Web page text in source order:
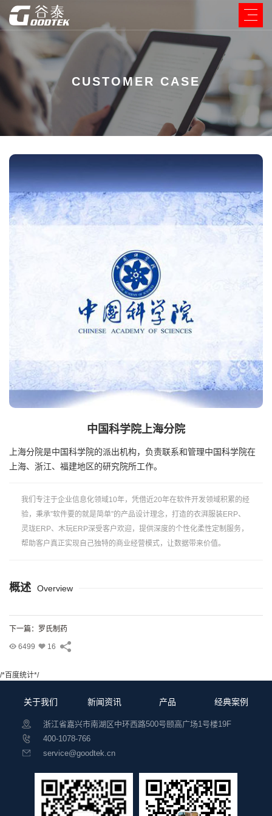
CUSTOMER CASE
中国科学院上海分院
上海分院是中国科学院的派出机构，负责联系和管理中国科学院在
上海、浙江、福建地区的研究院所工作。
我们专注于企业信息化领域10年，凭借近20年在软件开发领域积累的经
验，秉承”软件要的就是简单”的产品设计理念，打造的衣湃服装ERP、
灵珑ERP、木玩ERP深受客户欢迎，提供深度的个性化柔性定制服务，
帮助客户真正实现自己独特的商业经营模式，让数据带来价值。
概述 Overview
下一篇：罗氏制药
6499 16
/*百度统计*/
关于我们 新闻资讯 产品 经典案例
浙江省嘉兴市南湖区中环西路500号颐高广场1号楼19F
400-1078-766
service@goodtek.cn